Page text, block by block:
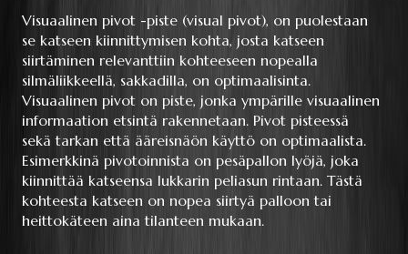
Visuaalinen pivot -piste (visual pivot), on puolestaan
se katseen kiinnittymisen kohta, josta katseen
siirtäminen relevanttiin kohteeseen nopealla
silmäliikkeellä, sakkadilla, on optimaalisinta.
Visuaalinen pivot on piste, jonka ympärille visuaalinen
informaation etsintä rakennetaan. Pivot pisteessä
sekä tarkan että ääreisnäön käyttö on optimaalista.
Esimerkkinä pivotoinnista on pesäpallon lyöjä, joka
kiinnittää katseensa lukkarin peliasun rintaan. Tästä
kohteesta katseen on nopea siirtyä palloon tai
heittokäteen aina tilanteen mukaan.